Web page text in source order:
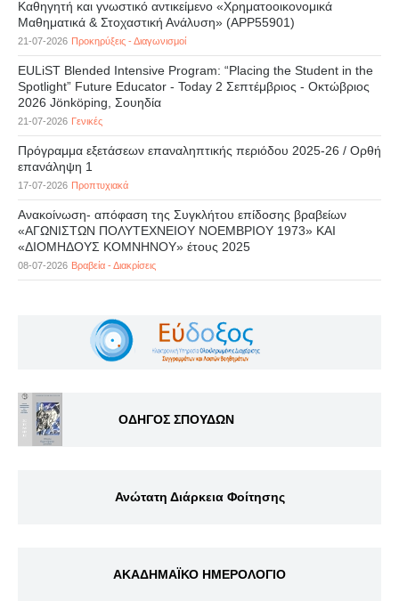
Καθηγητή και γνωστικό αντικείμενο «Χρηματοοικονομικά
Μαθηματικά & Στοχαστική Ανάλυση» (APP55901)
21-07-2026 Προκηρύξεις - Διαγωνισμοί
EULiST Blended Intensive Program: “Placing the Student in the
Spotlight” Future Educator - Today 2 Σεπτέμβριος - Οκτώβριος
2026 Jönköping, Σουηδία
21-07-2026 Γενικές
Πρόγραμμα εξετάσεων επαναληπτικής περιόδου 2025-26 / Ορθή
επανάληψη 1
17-07-2026 Προπτυχιακά
Ανακοίνωση- απόφαση της Συγκλήτου επίδοσης βραβείων
«ΑΓΩΝΙΣΤΩΝ ΠΟΛΥΤΕΧΝΕΙΟΥ ΝΟΕΜΒΡΙΟΥ 1973» ΚΑΙ
«ΔΙΟΜΗΔΟΥΣ ΚΟΜΝΗΝΟΥ» έτους 2025
08-07-2026 Βραβεία - Διακρίσεις
ΟΔΗΓΟΣ ΣΠΟΥΔΩΝ
Ανώτατη Διάρκεια Φοίτησης
ΑΚΑΔΗΜΑΪΚΟ ΗΜΕΡΟΛΟΓΙΟ